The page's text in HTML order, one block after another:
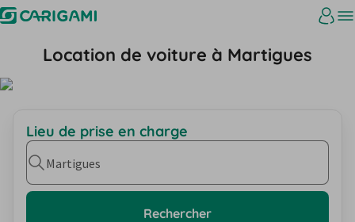
Location de voiture à Martigues
Lieu de prise en charge
Martigues
Rechercher